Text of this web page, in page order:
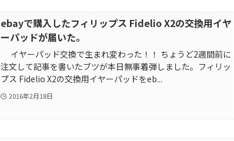
ebayで購入したフィリップス Fidelio X2の交換用イヤ
ーパッドが届いた。
イヤーパッド交換で生まれ変わった！！ ちょうど2週間前に
注文して記事を書いたブツが本日無事着弾しました。フィリッ
プス Fidelio X2の交換用イヤーパッドをeb...
2016年2月18日